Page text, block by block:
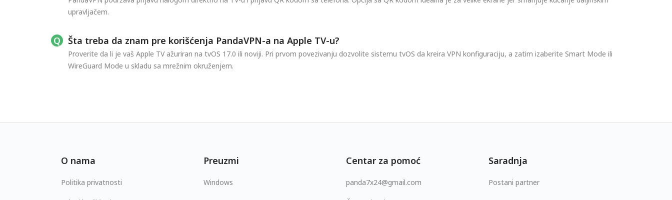
upravljačem.
Šta treba da znam pre korišćenja PandaVPN-a na Apple TV-u?
Proverite da li je vaš Apple TV ažuriran na tvOS 17.0 ili noviji. Pri prvom povezivanju dozvolite sistemu tvOS da kreira VPN konfiguraciju, a zatim izaberite Smart Mode ili
WireGuard Mode u skladu sa mrežnim okruženjem.
O nama
Politika privatnosti
Preuzmi
Windows
Centar za pomoć
panda7x24@gmail.com
Saradnja
Postani partner